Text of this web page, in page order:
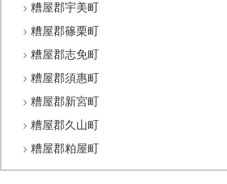
糟屋郡宇美町
糟屋郡篠栗町
糟屋郡志免町
糟屋郡須惠町
糟屋郡新宮町
糟屋郡久山町
糟屋郡粕屋町